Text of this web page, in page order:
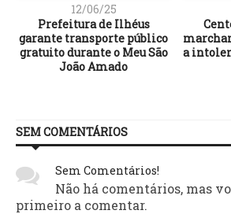
12/06/25
Prefeitura de Ilhéus
garante transporte público
gratuito durante o Meu São
João Amado
a
SEM COMENTÁRIOS
Sem Comentários!
Não há comentários, mas
primeiro a comentar.